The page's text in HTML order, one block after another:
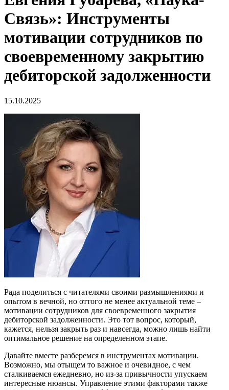
Связь»: Инструменты
мотивации сотрудников по
своевременному закрытию
дебиторской задолженности
15.10.2025
Рада поделиться с читателями своими размышлениями и
опытом в вечной, но оттого не менее актуальной теме –
мотивации сотрудников для своевременного закрытия
дебиторской задолженности. Это тот вопрос, который,
кажется, нельзя закрыть раз и навсегда, можно лишь найти
оптимальное решение на определенном этапе.
Давайте вместе разберемся в инструментах мотивации.
Возможно, мы отыщем то важное и очевидное, с чем
сталкиваемся ежедневно, но из-за привычности упускаем
интересные нюансы. Управление этими факторами также